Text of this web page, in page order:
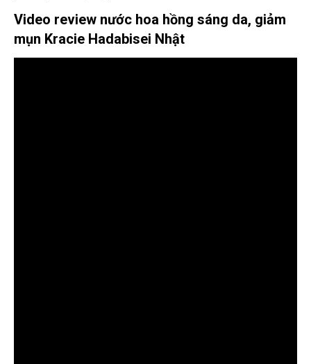
Video review nước hoa hồng sáng da, giảm
mụn Kracie Hadabisei Nhật